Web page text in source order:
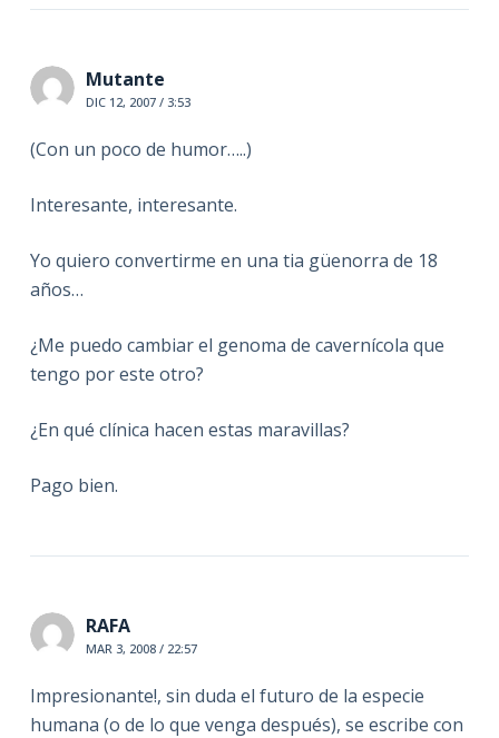
Mutante
DIC 12, 2007 / 3:53
(Con un poco de humor…..)
Interesante, interesante.
Yo quiero convertirme en una tia güenorra de 18
años…
¿Me puedo cambiar el genoma de cavernícola que
tengo por este otro?
¿En qué clínica hacen estas maravillas?
Pago bien.
RAFA
MAR 3, 2008 / 22:57
Impresionante!, sin duda el futuro de la especie
humana (o de lo que venga después), se escribe con